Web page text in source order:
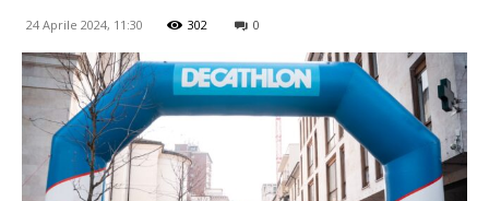
24 Aprile 2024, 11:30 302 0